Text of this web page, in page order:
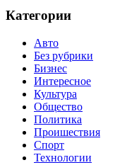
Категории
Авто
Без рубрики
Бизнес
Интересное
Культура
Общество
Политика
Проишествия
Спорт
Технологии